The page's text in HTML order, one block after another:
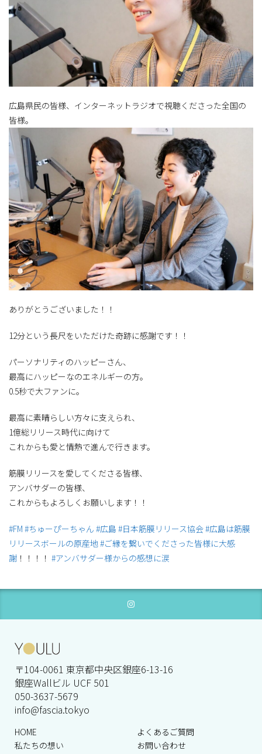
広島県民の皆様、インターネットラジオで視聴くださった全国の
皆様。
ありがとうございました！！
12分という長尺をいただけた奇跡に感謝です！！
パーソナリティのハッピーさん、
最高にハッピーなのエネルギーの方。
0.5秒で大ファンに。
最高に素晴らしい方々に支えられ、
1億総リリース時代に向けて
これからも愛と情熱で進んで行きます。
筋膜リリースを愛してくださる皆様、
アンバサダーの皆様、
これからもよろしくお願いします！！
#FM #ちゅーぴーちゃん #広島 #日本筋膜リリース協会#広島は筋膜
リリースボールの原産地#ご縁を繋いでくださった皆様に大感
謝 ！！！！ #アンバサダー様からの感想に涙
〒104-0061 東京都中央区銀座6-13-16
銀座Wallビル UCF 501
050-3637-5679
info@fascia.tokyo
HOME
よくあるご質問
私たちの想い
お問い合わせ